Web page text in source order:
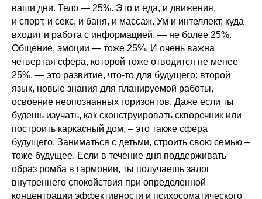
ваши дни. Тело — 25%. Это и еда, и движения,
и спорт, и секс, и баня, и массаж. Ум и интеллект, куда
входит и работа с информацией, — не более 25%.
Общение, эмоции — тоже 25%. И очень важна
четвертая сфера, которой тоже отводится не менее
25%, — это развитие, что-то для будущего: второй
язык, новые знания для планируемой работы,
освоение неопознанных горизонтов. Даже если ты
будешь изучать, как сконструировать скворечник или
построить каркасный дом, – это также сфера
будущего. Заниматься с детьми, строить свою семью –
тоже будущее. Если в течение дня поддерживать
образ ромба в гармонии, ты получаешь залог
внутреннего спокойствия при определенной
концентрации эффективности и психосоматического